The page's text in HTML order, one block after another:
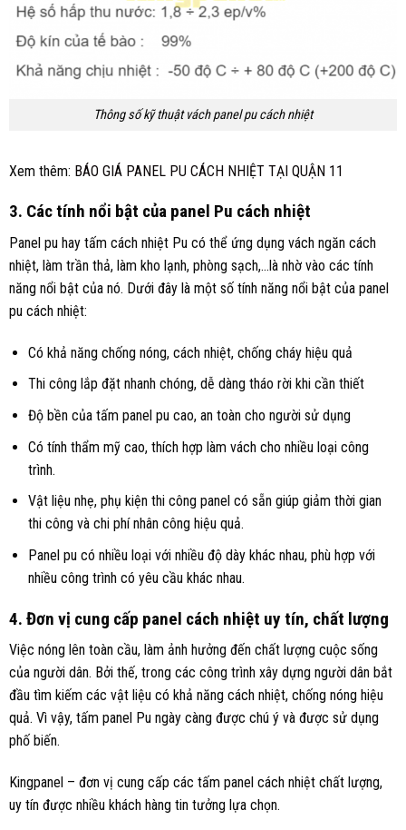
Thông số kỹ thuật vách panel pu cách nhiệt
Xem thêm: BÁO GIÁ PANEL PU CÁCH NHIỆT TẠI QUẬN 11
3. Các tính nổi bật của panel Pu cách nhiệt
Panel pu hay tấm cách nhiệt Pu có thể ứng dụng vách ngăn cách
nhiệt, làm trần thả, làm kho lạnh, phòng sạch,…là nhờ vào các tính
năng nổi bật của nó. Dưới đây là một số tính năng nổi bật của panel
pu cách nhiệt:
Có khả năng chống nóng, cách nhiệt, chống cháy hiệu quả
Thi công lắp đặt nhanh chóng, dễ dàng tháo rời khi cần thiết
Độ bền của tấm panel pu cao, an toàn cho người sử dụng
Có tính thẩm mỹ cao, thích hợp làm vách cho nhiều loại công
trình.
Vật liệu nhẹ, phụ kiện thi công panel có sẵn giúp giảm thời gian
thi công và chi phí nhân công hiệu quả.
Panel pu có nhiều loại với nhiều độ dày khác nhau, phù hợp với
nhiều công trình có yêu cầu khác nhau.
4. Đơn vị cung cấp panel cách nhiệt uy tín, chất lượng
Việc nóng lên toàn cầu, làm ảnh hưởng đến chất lượng cuộc sống
của người dân. Bởi thế, trong các công trình xây dựng người dân bắt
đầu tìm kiếm các vật liệu có khả năng cách nhiệt, chống nóng hiệu
quả. Vì vậy, tấm panel Pu ngày càng được chú ý và được sử dụng
phố biến.
Kingpanel – đơn vị cung cấp các tấm panel cách nhiệt chất lượng,
uy tín được nhiều khách hàng tin tưởng lựa chọn.